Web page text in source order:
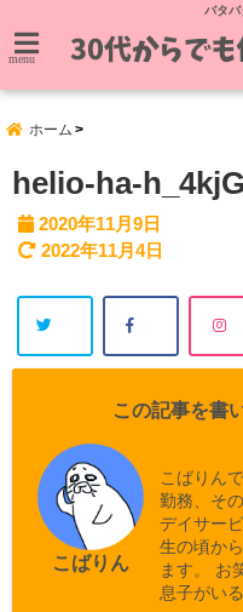
バタバ
menu
ホーム
helio-ha-
2020年11月9日
2022年11月4日
この記事を書
こばりん
こばりん
勤務、そ
デイサー
生の頃か
ます。 お
息子がい